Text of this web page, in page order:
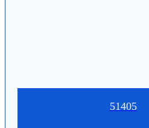
51405